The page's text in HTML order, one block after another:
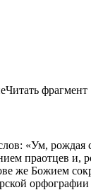
Читать фрагмент
«Ум,
праотцев и,
же Божием